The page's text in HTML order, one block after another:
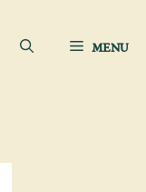
MENU